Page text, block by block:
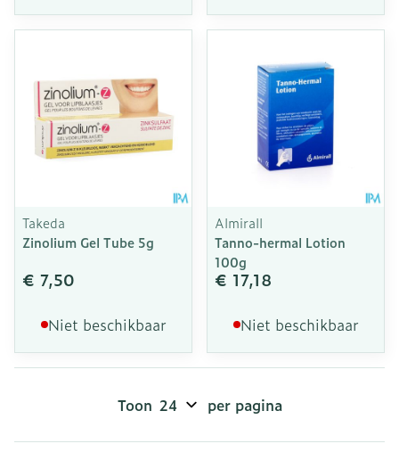
Takeda
Zinolium Gel Tube 5g
€ 7,50
Niet beschikbaar
Almirall
Tanno-hermal Lotion
100g
€ 17,18
Niet beschikbaar
Toon per pagina